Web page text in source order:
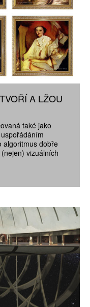
A LŽOU
také jako
algoritmus dobře
vizuálních